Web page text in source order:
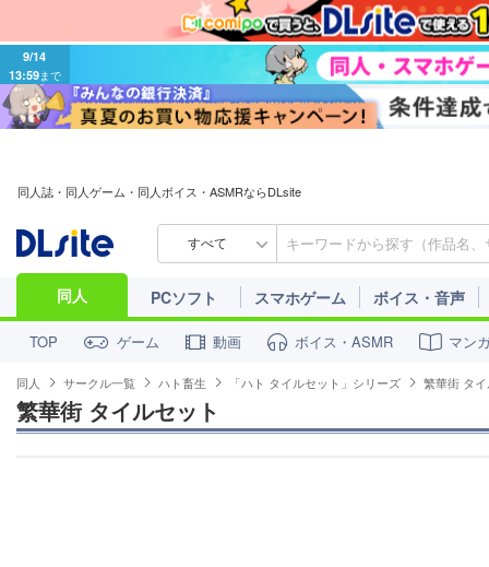
9/14
13:59まで
同人誌・同人ゲーム・同人ボイス・ASMRならDLsite
すべて
同人 PCソフト スマホゲーム ボイス・音声
TOP ゲーム 動画 ボイス・ASMR マン
同人 サークル一覧 ハト畜生 「ハト タイルセット」シリーズ 繁華街 タ
繁華街 タイルセット